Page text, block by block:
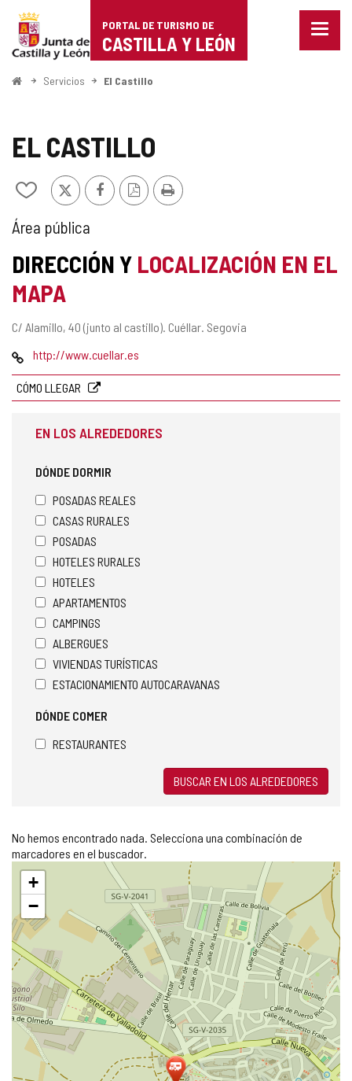
Portal
de
Turismo
Castilla
León
PORTAL DE TURISMO DE
CASTILLA Y LEÓN
Menu
InicioServicios El Castillo
EL CASTILLO
Añadir/quitar
cuadernos
X FacebookVersión
PDF
Imprimir
TIPO
DE
ÁREA
DE
SERVICIO
Área pública
DIRECCIÓN Y LOCALIZACIÓN EN EL
MAPA
Dirección
C/ Alamillo, 40 (junto al castillo). Cuéllar. Segovia
Páginahttp://www.cuellar.es
CÓMO LLEGAR
EN LOS ALREDEDORES
DÓNDE DORMIR
POSADAS REALES
CASAS RURALES
POSADAS
HOTELES RURALES
HOTELES
APARTAMENTOS
CAMPINGS
ALBERGUES
VIVIENDAS TURÍSTICAS
ESTACIONAMIENTO AUTOCARAVANAS
DÓNDE COMER
RESTAURANTES
BUSCAR EN LOS ALREDEDORES
No hemos encontrado nada. Selecciona una combinación de
marcadores en el buscador.
Saltar
mapa
+
−